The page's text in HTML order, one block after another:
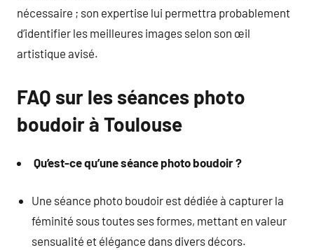
nécessaire ; son expertise lui permettra probablement
d’identifier les meilleures images selon son œil
artistique avisé.
FAQ sur les séances photo
boudoir à Toulouse
Qu’est-ce qu’une séance photo boudoir ?
Une séance photo boudoir est dédiée à capturer la
féminité sous toutes ses formes, mettant en valeur
sensualité et élégance dans divers décors.